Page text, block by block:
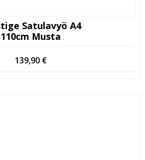
Satulavyö A4
110cm Musta
139,90 €